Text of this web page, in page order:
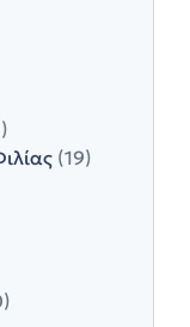
(19)